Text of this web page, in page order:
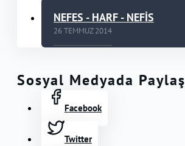
NEFES - HARF - NEFİS
26 TEMMUZ 2014
Sosyal Medyada Paylaş
Facebook
Twitter